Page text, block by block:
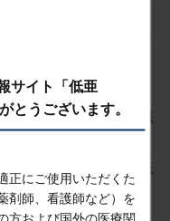
学童以降成人では50
～ 50mg/日，小児で
い量から開始し，効
，1 ～ 2か月毎に増減
するが，味覚異常や低
られるまで数か月か
サイト「低亜
とうございます。
正にご使用いただくた
剤師、看護師など）を
方および国外の医療関